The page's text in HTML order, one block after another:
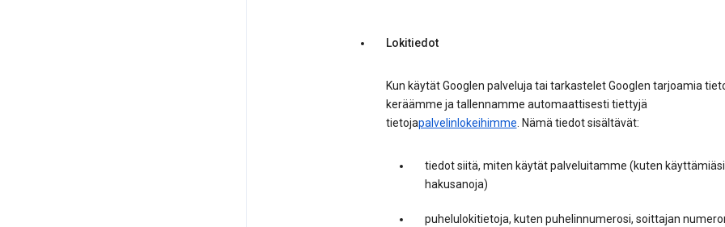
Lokitiedot
Kun käytät Googlen palveluja tai tarkastelet Googlen tarjoamia
keräämme ja tallennamme automaattisesti tiettyjä
tietojapalvelinlokeihimme. Nämä tiedot sisältävät:
tiedot siitä, miten käytät palveluitamme (kuten käyttämiäsi
hakusanoja)
puhelulokitietoja, kuten puhelinnumerosi, soittajan